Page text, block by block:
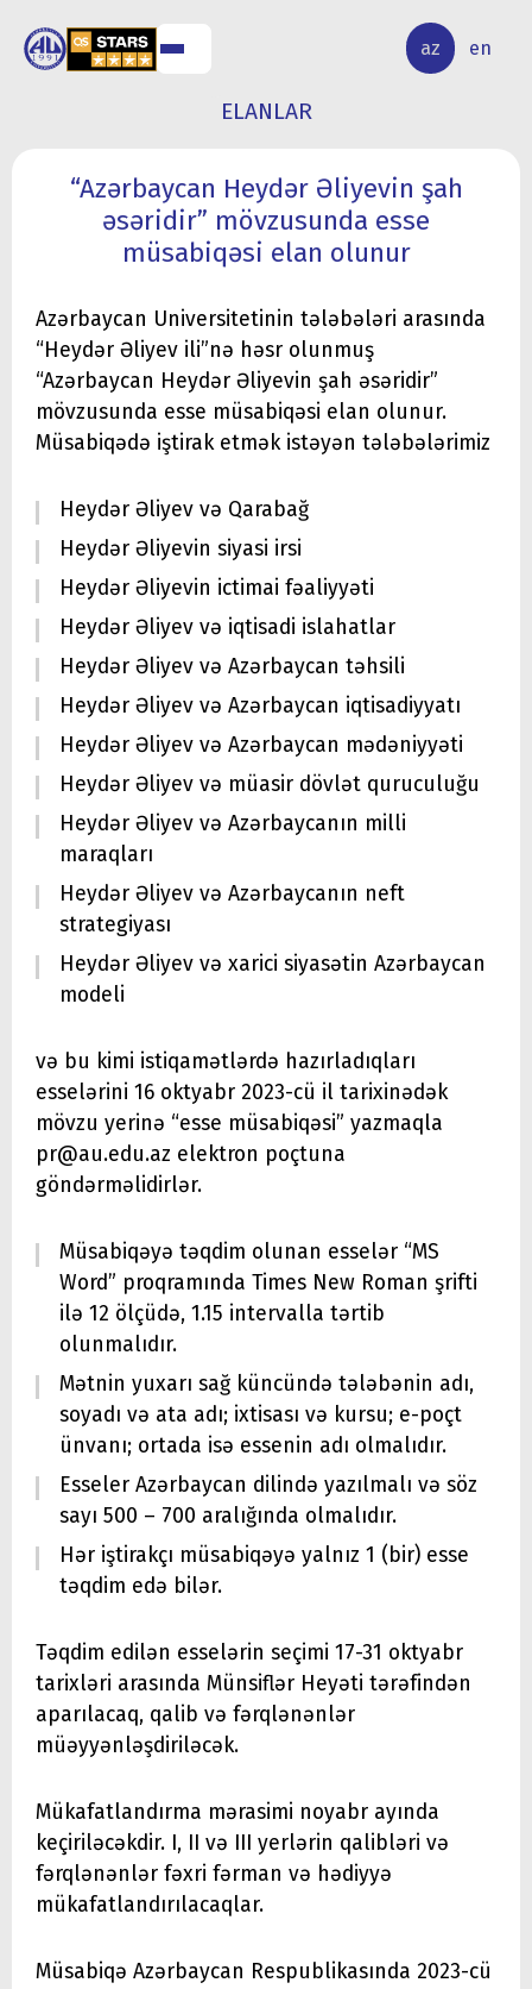
az en
ELMİ
TƏDQİQAT
ELANLAR
“Azərbaycan Heydər Əliyevin şah
əsəridir” mövzusunda esse
müsabiqəsi elan olunur
Azərbaycan Universitetinin tələbələri arasında
“Heydər Əliyev ili”nə həsr olunmuş
“Azərbaycan Heydər Əliyevin şah əsəridir”
mövzusunda esse müsabiqəsi elan olunur.
Müsabiqədə iştirak etmək istəyən tələbələrimiz
Heydər Əliyev və Qarabağ
Heydər Əliyevin siyasi irsi
Heydər Əliyevin ictimai fəaliyyəti
Heydər Əliyev və iqtisadi islahatlar
Heydər Əliyev və Azərbaycan təhsili
Heydər Əliyev və Azərbaycan iqtisadiyyatı
Heydər Əliyev və Azərbaycan mədəniyyəti
Heydər Əliyev və müasir dövlət quruculuğu
Heydər Əliyev və Azərbaycanın milli
maraqları
Heydər Əliyev və Azərbaycanın neft
strategiyası
Heydər Əliyev və xarici siyasətin Azərbaycan
modeli
və bu kimi istiqamətlərdə hazırladıqları
esselərini 16 oktyabr 2023-cü il tarixinədək
mövzu yerinə “esse müsabiqəsi” yazmaqla
pr@au.edu.az elektron poçtuna
göndərməlidirlər.
Müsabiqəyə təqdim olunan esselər “MS
Word” proqramında Times New Roman şrifti
ilə 12 ölçüdə, 1.15 intervalla tərtib
olunmalıdır.
Mətnin yuxarı sağ küncündə tələbənin adı,
soyadı və ata adı; ixtisası və kursu; e-poçt
ünvanı; ortada isə essenin adı olmalıdır.
Esseler Azərbaycan dilində yazılmalı və söz
sayı 500 – 700 aralığında olmalıdır.
Hər iştirakçı müsabiqəyə yalnız 1 (bir) esse
təqdim edə bilər.
Təqdim edilən esselərin seçimi 17-31 oktyabr
tarixləri arasında Münsiflər Heyəti tərəfindən
aparılacaq, qalib və fərqlənənlər
müəyyənləşdiriləcək.
Mükafatlandırma mərasimi noyabr ayında
keçiriləcəkdir. I, II və III yerlərin qalibləri və
fərqlənənlər fəxri fərman və hədiyyə
mükafatlandırılacaqlar.
Müsabiqə Azərbaycan Respublikasında 2023-cü